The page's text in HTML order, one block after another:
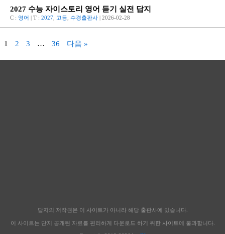
2027 수능 자이스토리 영어 듣기 실전 답지
C : 영어 | T : 2027 고등 수경출판사 | 2026-02-28
1 2 3 … 36 다음 »
답지의 저작권은 이 사이트가 아니라 해당 출판사에 있습니다.
이 사이트는 단지 공개된 자료를 편리하게 다운로드 하기 위한 사이트에 불과합니다.